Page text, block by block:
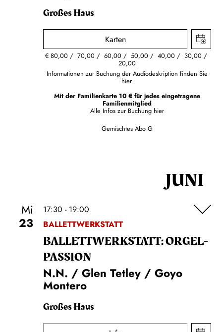
Großes Haus
Karten
€80,00 70,00 60,00 50,00 40,00 30,00
20,00
Informationen zur Buchung der Audiodeskription finden Sie
hier.
Mit der Familienkarte 10 € für jedes eingetragene
Familienmitglied
Alle Infos zur Buchung hier
Gemischtes Abo G
JUNI
Mi
23
17:30 - 19:00
BALLETTWERKSTATT
BALLETT­WERKSTATT: ORGEL­
PASSION
N.N. / Glen Tetley / Goyo
Montero
Großes Haus